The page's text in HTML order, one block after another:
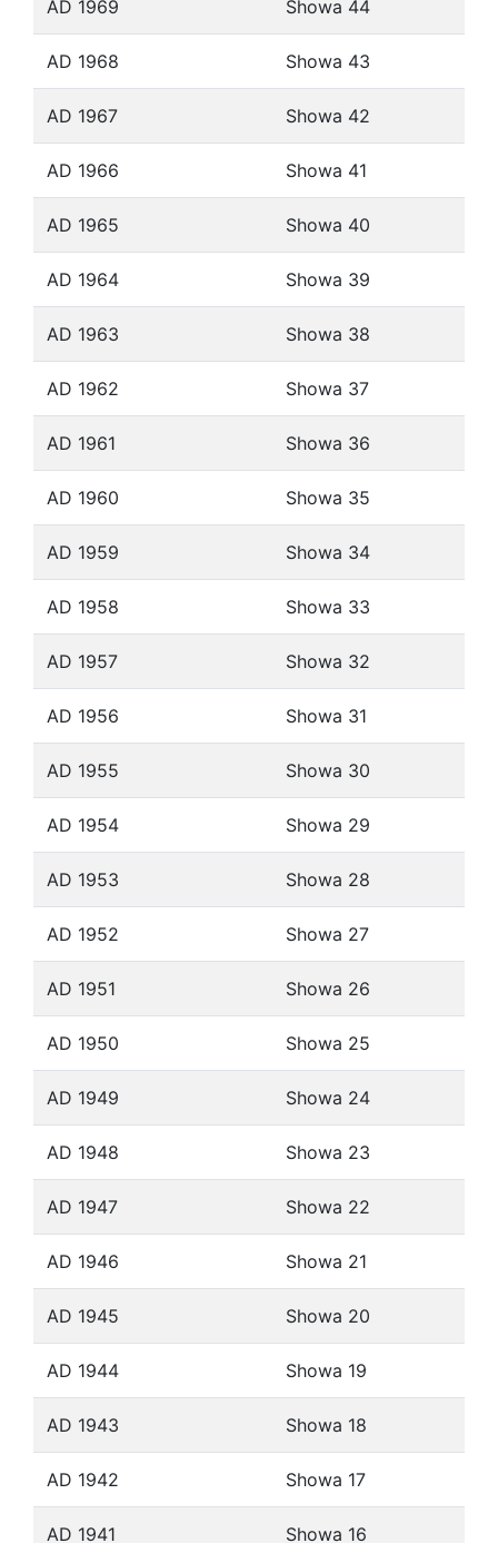
AD 1969 Showa 44
AD 1968 Showa 43
AD 1967 Showa 42
AD 1966 Showa 41
AD 1965 Showa 40
AD 1964 Showa 39
AD 1963 Showa 38
AD 1962 Showa 37
AD 1961 Showa 36
AD 1960 Showa 35
AD 1959 Showa 34
AD 1958 Showa 33
AD 1957 Showa 32
AD 1956 Showa 31
AD 1955 Showa 30
AD 1954 Showa 29
AD 1953 Showa 28
AD 1952 Showa 27
AD 1951 Showa 26
AD 1950 Showa 25
AD 1949 Showa 24
AD 1948 Showa 23
AD 1947 Showa 22
AD 1946 Showa 21
AD 1945 Showa 20
AD 1944 Showa 19
AD 1943 Showa 18
AD 1942 Showa 17
AD 1941 Showa 16